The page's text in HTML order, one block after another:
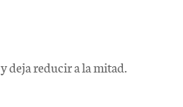
deja reducir a la mitad.